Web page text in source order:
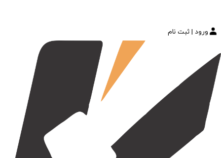
ورود | ثبت نام